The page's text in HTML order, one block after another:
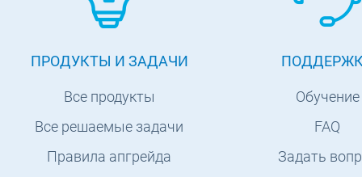
ПРОДУКТЫ И ЗАДАЧИ
Все продукты
Все решаемые задачи
Правила апгрейда
Обучение
FAQ
Задать